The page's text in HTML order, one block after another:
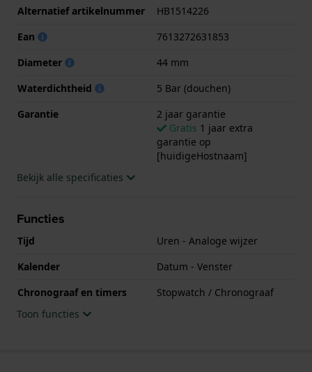
Alternatief artikelnummer
HB1514226
Ean
7613272631853
Diameter
44 mm
Waterdichtheid
5 Bar (douchen)
Garantie
2 jaar garantie
Gratis 1 jaar extra
garantie op
[huidigeHostnaam]
Bekijk alle specificaties
Functies
Tijd
Uren - Analoge wijzer
Kalender
Datum - Venster
Chronograaf en timers
Stopwatch / Chronograaf
Toon functies